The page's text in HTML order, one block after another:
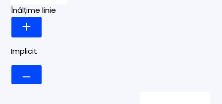
Înălțime linie
Implicit